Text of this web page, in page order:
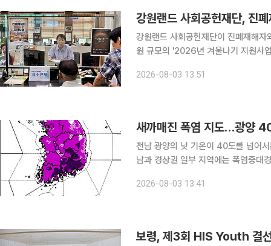
강원랜드 사회공헌재단, 진
강원랜드 사회공헌재단이 진폐재해
원 규모의 '2026년 겨울나기 지원사업' 신청을 받는다. 강원랜드
사업은 재가 진폐재해자와 탄광근로
2026-08-03 13:51
새까매진 폭염 지도…광양
전남 광양의 낮 기온이 40도를 넘어
남과 경상권 일부 지역에는 폭염중대
치솟았다. 경남 밀양 39.6도, 합천
2026-08-03 13:41
보령, 제3회 HIS Youth 결